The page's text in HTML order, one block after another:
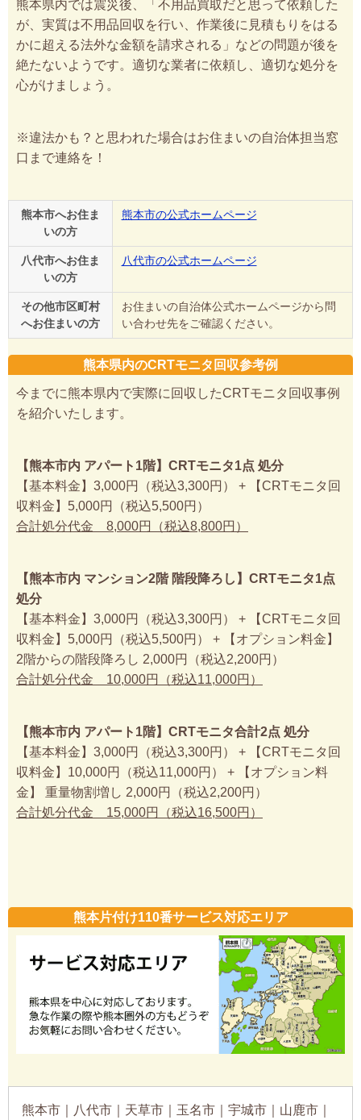
熊本県内では震災後、「不用品買取だと思って依頼した
が、実質は不用品回収を行い、作業後に見積もりをはる
かに超える法外な金額を請求される」などの問題が後を
絶たないようです。適切な業者に依頼し、適切な処分を
心がけましょう。
※違法かも？と思われた場合はお住まいの自治体担当窓
口まで連絡を！
熊本市へお住ま
いの方
熊本市の公式ホームページ
八代市へお住ま
いの方
八代市の公式ホームページ
その他市区町村
へお住まいの方
お住まいの自治体公式ホームページから問
い合わせ先をご確認ください。
熊本県内のCRTモニタ回収参考例
今までに熊本県内で実際に回収したCRTモニタ回収事例
を紹介いたします。
【熊本市内 アパート1階】CRTモニタ1点 処分
【基本料金】3,000円（税込3,300円） + 【CRTモニタ回
収料金】5,000円（税込5,500円）
合計処分代金 8,000円（税込8,800円）
【熊本市内 マンション2階 階段降ろし】CRTモニタ1点
処分
【基本料金】3,000円（税込3,300円） + 【CRTモニタ回
収料金】5,000円（税込5,500円） + 【オプション料金】
2階からの階段降ろし 2,000円（税込2,200円）
合計処分代金 10,000円（税込11,000円）
【熊本市内 アパート1階】CRTモニタ合計2点 処分
【基本料金】3,000円（税込3,300円） + 【CRTモニタ回
収料金】10,000円（税込11,000円） + 【オプション料
金】 重量物割増し 2,000円（税込2,200円）
合計処分代金 15,000円（税込16,500円）
熊本片付け110番サービス対応エリア
熊本市｜八代市｜天草市｜玉名市｜宇城市｜山鹿市｜